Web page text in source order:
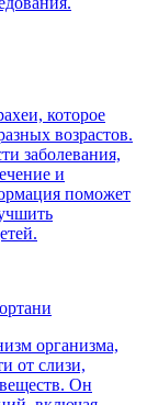
которое
возрастов.
заболевания,
и
поможет
организма,
от слизи,
Он